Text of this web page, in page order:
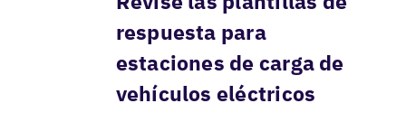
respuesta para
estaciones de carga de
vehículos eléctricos